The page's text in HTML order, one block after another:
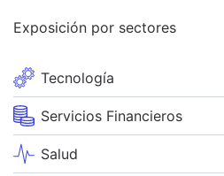
Exposición por sectores
Tecnología
Servicios Financieros
Salud